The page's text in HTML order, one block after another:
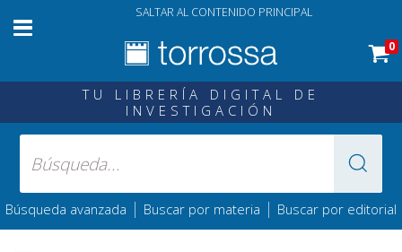
SALTAR AL CONTENIDO PRINCIPAL
0
TU LIBRERÍA DIGITAL DE
INVESTIGACIÓN
Búsqueda avanzada | Buscar por materia | Buscar por editorial